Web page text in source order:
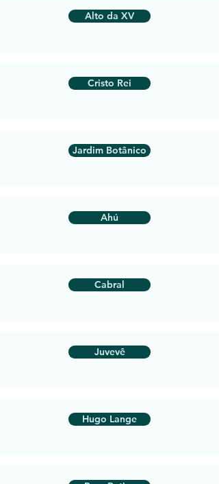
Alto da XV
Cristo Rei
Jardim Botânico
Ahú
Cabral
Juvevê
Hugo Lange